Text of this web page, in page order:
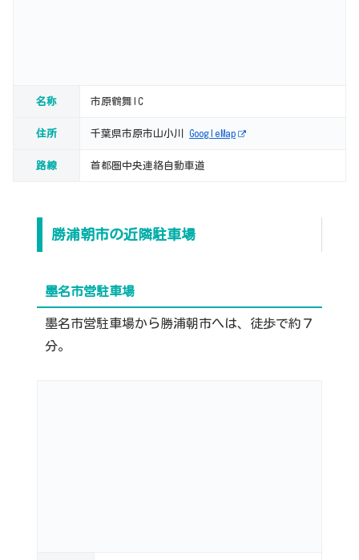
名称 市原鶴舞IC
住所 千葉県市原市山小川 GoogleMap
路線 首都圏中央連絡自動車道
勝浦朝市の近隣駐車場
墨名市営駐車場
墨名市営駐車場から勝浦朝市へは、徒歩で約７
分。